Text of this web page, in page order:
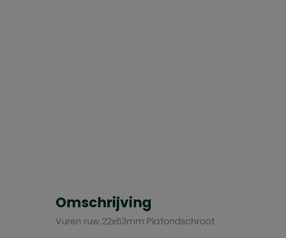
Omschrijving
Vuren ruw 22x63mm Plafondschroot